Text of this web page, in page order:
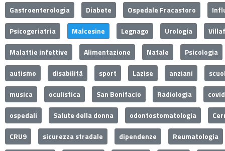
Gastroenterologia
Diabete Ospedale Fracastoro
Psicogeriatria
Malcesine Legnago Urologia
Malattie infettive
Alimentazione Natale
Psicologia
autismo
disabilità sport Lazise anziani
musica
oculistica San Bonifacio Radiologia
ospedali
Salute della donna odontostomatologia
CRU9
sicurezza stradale dipendenze
Reumatologia